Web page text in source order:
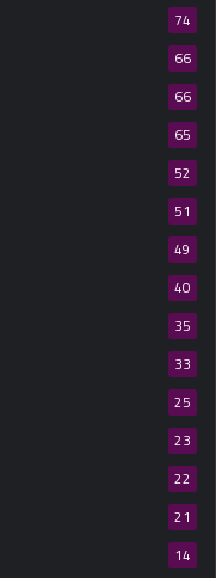
74
66
66
65
52
51
49
40
35
33
25
23
22
21
14